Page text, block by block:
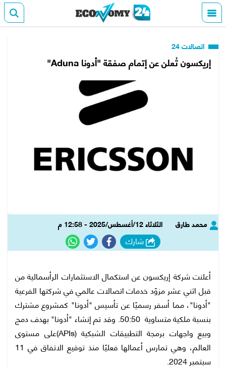
اتصالات 24
إريكسون تُعلن عن إتمام صفقة "أدونا Aduna"
محمد طارق الثلاثاء 12/أغسطس/2025 - 12:58 م
شارك
أعلنت شركة إريكسون عن استكمال الاستثمارات الرأسمالية من
قبل اثني عشر مزوّد خدمات اتصالات عالمي في شركتها الفرعية
"أدونا"، مما أسفر رسميًا عن تأسيس "أدونا" كمشروع مشترك
بنسبة ملكية متساوية 50:50. وقد تم إنشاء "أدونا" بهدف دمج
وبيع واجهات برمجة التطبيقات الشبكية (APIs)على مستوى
العالم، وهي تمارس أعمالها فعليًا منذ توقيع الاتفاق في 11
سبتمبر 2024.